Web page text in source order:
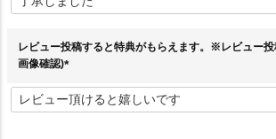
レビュー投稿すると特典がもらえます。※レビュー
画像確認)
必
須